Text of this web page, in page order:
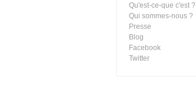
Qu'est-ce-que c'est ?
Qui sommes-nous ?
Presse
Blog
Facebook
Twitter